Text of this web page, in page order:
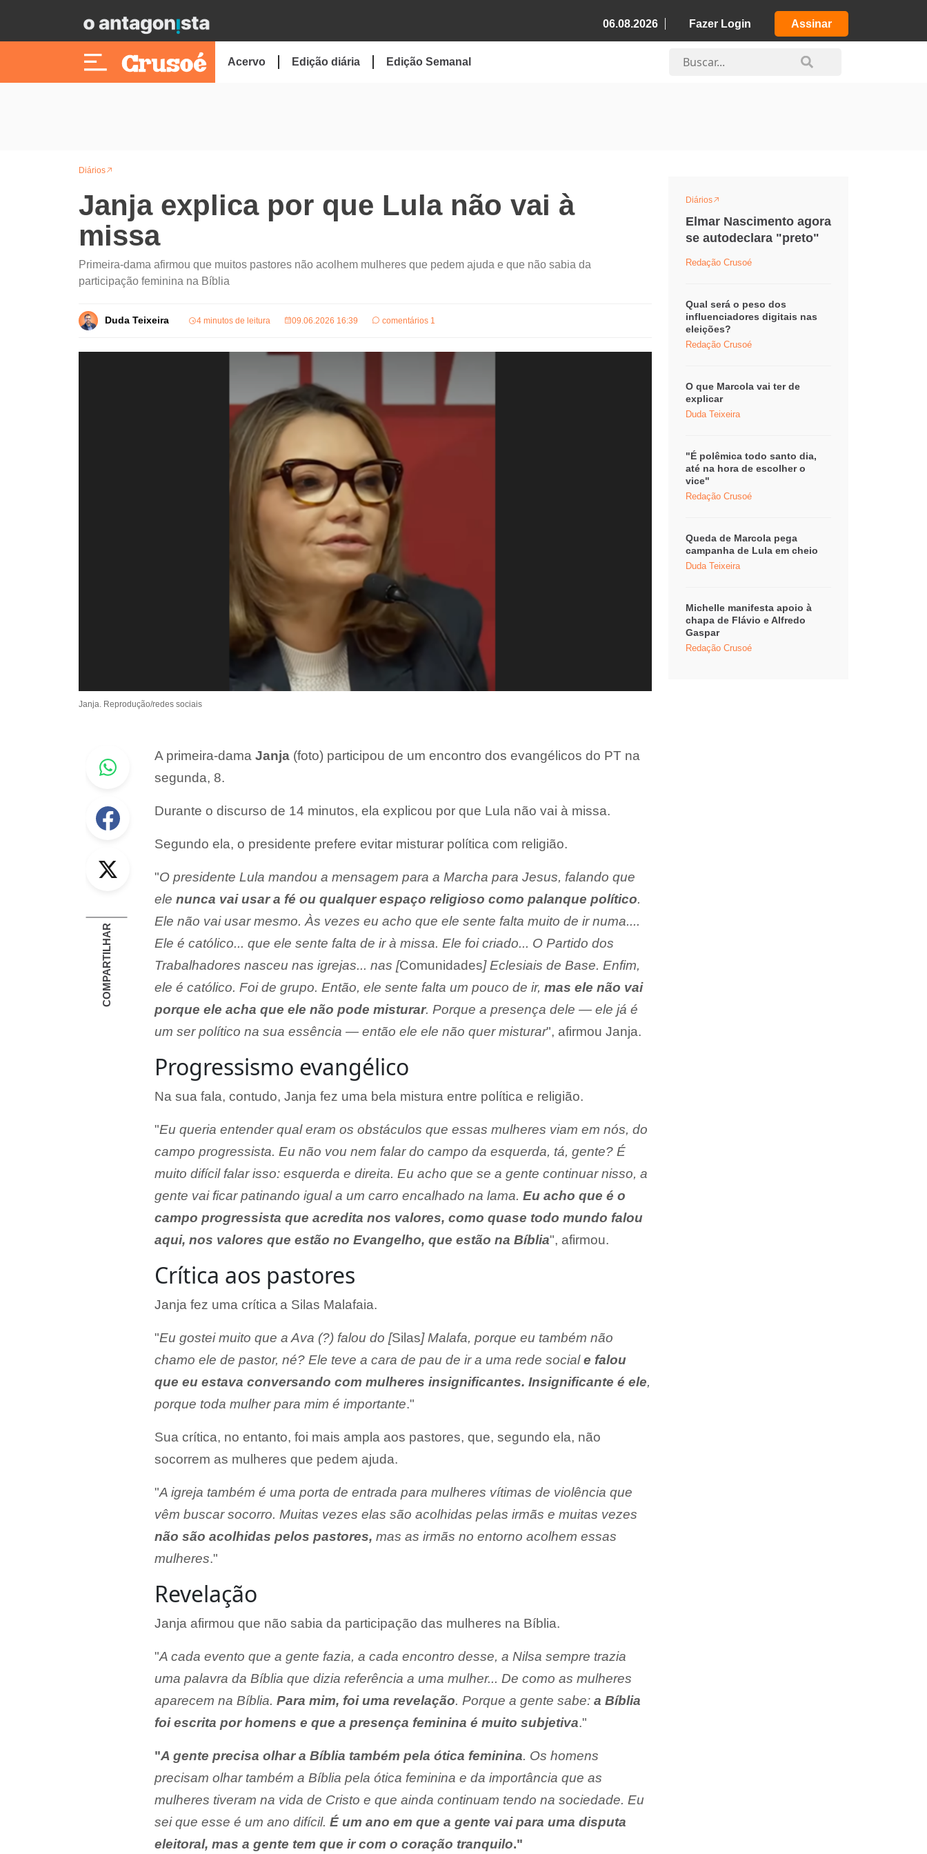
06.08.2026 Fazer Login Assinar
Acervo Edição diária Edição Semanal
Diários
Janja explica por que Lula não vai à
missa
Primeira-dama afirmou que muitos pastores não acolhem mulheres que pedem ajuda e que não sabia da
participação feminina na Bíblia
Duda Teixeira 4 minutos de leitura 09.06.2026 16:39 comentários 1
Janja. Reprodução/redes sociais
Whastapp
Facebook
COMPARTILHAR
A primeira-dama Janja (foto) participou de um encontro dos evangélicos do PT na
segunda, 8.
Durante o discurso de 14 minutos, ela explicou por que Lula não vai à missa.
Segundo ela, o presidente prefere evitar misturar política com religião.
"O presidente Lula mandou a mensagem para a Marcha para Jesus, falando que
ele nunca vai usar a fé ou qualquer espaço religioso como palanque político.
Ele não vai usar mesmo. Às vezes eu acho que ele sente falta muito de ir numa....
Ele é católico... que ele sente falta de ir à missa. Ele foi criado... O Partido dos
Trabalhadores nasceu nas igrejas... nas [Comunidades] Eclesiais de Base. Enfim,
ele é católico. Foi de grupo. Então, ele sente falta um pouco de ir, mas ele não vai
porque ele acha que ele não pode misturar. Porque a presença dele — ele já é
um ser político na sua essência — então ele ele não quer misturar", afirmou Janja.
Progressismo evangélico
Na sua fala, contudo, Janja fez uma bela mistura entre política e religião.
"Eu queria entender qual eram os obstáculos que essas mulheres viam em nós, do
campo progressista. Eu não vou nem falar do campo da esquerda, tá, gente? É
muito difícil falar isso: esquerda e direita. Eu acho que se a gente continuar nisso, a
gente vai ficar patinando igual a um carro encalhado na lama. Eu acho que é o
campo progressista que acredita nos valores, como quase todo mundo falou
aqui, nos valores que estão no Evangelho, que estão na Bíblia", afirmou.
Crítica aos pastores
Janja fez uma crítica a Silas Malafaia.
"Eu gostei muito que a Ava (?) falou do [Silas] Malafa, porque eu também não
chamo ele de pastor, né? Ele teve a cara de pau de ir a uma rede sociale falou
que eu estava conversando com mulheres insignificantes. Insignificante é ele,
porque toda mulher para mim é importante."
Sua crítica, no entanto, foi mais ampla aos pastores, que, segundo ela, não
socorrem as mulheres que pedem ajuda.
"A igreja também é uma porta de entrada para mulheres vítimas de violência que
vêm buscar socorro. Muitas vezes elas são acolhidas pelas irmãs e muitas vezes
não são acolhidas pelos pastores, mas as irmãs no entorno acolhem essas
mulheres."
Revelação
Janja afirmou que não sabia da participação das mulheres na Bíblia.
"A cada evento que a gente fazia, a cada encontro desse, a Nilsa sempre trazia
uma palavra da Bíblia que dizia referência a uma mulher... De como as mulheres
aparecem na Bíblia. Para mim, foi uma revelação. Porque a gente sabe: a Bíblia
foi escrita por homens e que a presença feminina é muito subjetiva."
"A gente precisa olhar a Bíblia também pela ótica feminina. Os homens
precisam olhar também a Bíblia pela ótica feminina e da importância que as
mulheres tiveram na vida de Cristo e que ainda continuam tendo na sociedade. Eu
sei que esse é um ano difícil. É um ano em que a gente vai para uma disputa
eleitoral, mas a gente tem que ir com o coração tranquilo."
Diários
Elmar Nascimento agora
se autodeclara "preto"
Redação Crusoé
Qual será o peso dos
influenciadores digitais nas
eleições?
Redação Crusoé
O que Marcola vai ter de
explicar
Duda Teixeira
"É polêmica todo santo dia,
até na hora de escolher o
vice"
Redação Crusoé
Queda de Marcola pega
campanha de Lula em cheio
Duda Teixeira
Michelle manifesta apoio à
chapa de Flávio e Alfredo
Gaspar
Redação Crusoé